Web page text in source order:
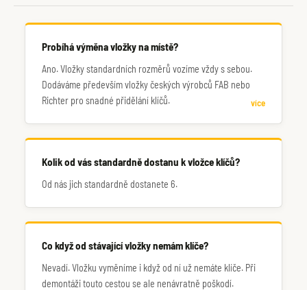
Probíhá výměna vložky na místě?
Ano. Vložky standardních rozměrů vozíme vždy s sebou.
Dodáváme především vložky českých výrobců FAB nebo
Richter pro snadné přidělání klíčů.
více
Kolik od vás standardně dostanu k vložce klíčů?
Od nás jich standardně dostanete 6.
Co když od stávající vložky nemám klíče?
Nevadí. Vložku vyměníme i když od ní už nemáte klíče. Při
demontáži touto cestou se ale nenávratně poškodí.